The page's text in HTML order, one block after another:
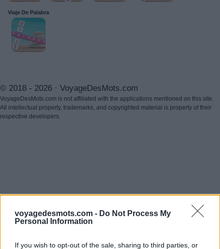
voyagedesmots.com - Do Not Process My
Personal Information
If you wish to opt-out of the sale, sharing to third parties, or
Viaje De Palabra
© 2018 - 2026 · VoyageDesMots.com
VoyageDesMots.com is not affiliated with the applications mentioned on this site.
All intellectual property, trademarks, and copyrighted material is property of their
respective developers.